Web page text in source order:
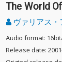
The World
ヴァリアス・
Audio format:
Release date: